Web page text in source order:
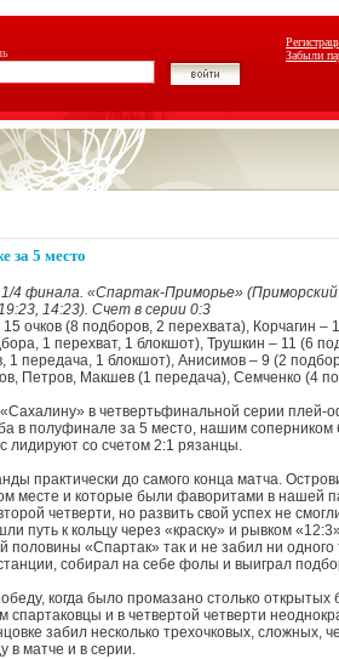
Забыли
за 5 место
4 финала. «Спартак-Приморье»
14:23). Счет в серии 0:3
15 очков (8 подборов, 2 перехвата), Корчагин –
1 перехват, 1 блокшот), Трушкин – 11 (6
1 передача, 1 блокшот), Анисимов – 9 (2
Петров, Макшев (1 передача), Семченко (4
в четвертьфинальной серии
в полуфинале за 5 место, нашим соперником
лидируют со счетом 2:1 рязанцы.
практически до самого конца матча.
месте и которые были фаворитами в нашей
четверти, но развить свой успех не
путь к кольцу через «краску» и рывком
половины «Спартак» так и не забил ни
собирал на себе фолы и выиграл
когда было промазано столько открытых
и в четвертой четверти
забил несколько трехочковых, сложных,
в матче и в серии.